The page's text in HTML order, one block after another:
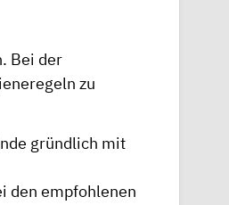
Bei der
zu
gründlich mit
den empfohlenen